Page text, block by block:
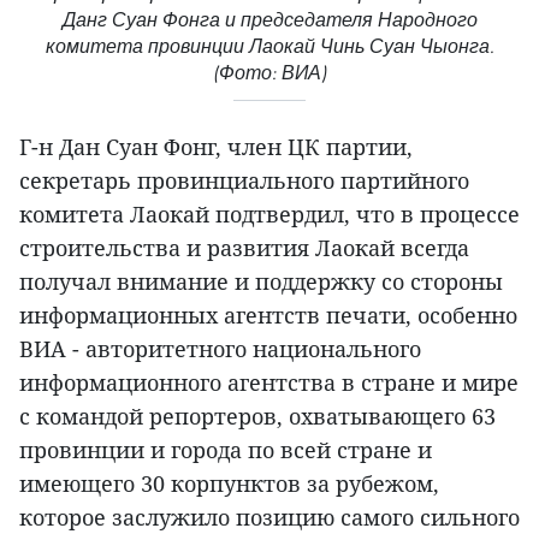
Данг Суан Фонга и председателя Народного
комитета провинции Лаокай Чинь Суан Чыонга.
(Фото: ВИА)
Г-н Дан Суан Фонг, член ЦК партии,
секретарь провинциального партийного
комитета Лаокай подтвердил, что в процессе
строительства и развития Лаокай всегда
получал внимание и поддержку со стороны
информационных агентств печати, особенно
ВИА - авторитетного национального
информационного агентства в стране и мире
с командой репортеров, охватывающего 63
провинции и города по всей стране и
имеющего 30 корпунктов за рубежом,
которое заслужило позицию самого сильного